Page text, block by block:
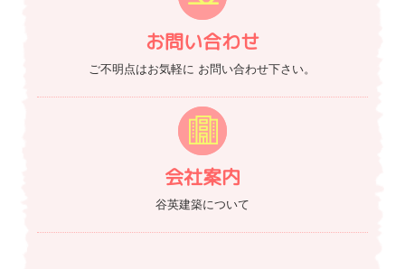
お問い合わせ
ご不明点はお気軽に お問い合わせ下さい。
会社案内
谷英建築について